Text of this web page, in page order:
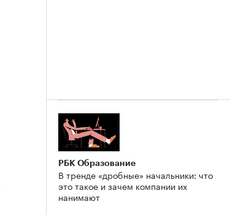
РБК Образование
В тренде «дробные» начальники: что
это такое и зачем компании их
нанимают